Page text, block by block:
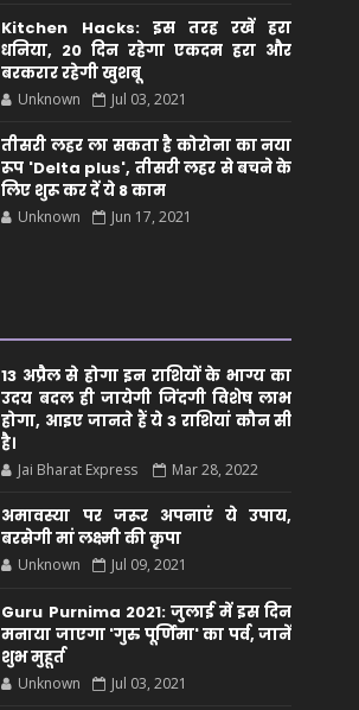
Kitchen Hacks: इस तरह रखें हरा
धनिया, 20 दिन रहेगा एकदम हरा और
बरकरार रहेगी खुशबू
Unknown Jul 03, 2021
तीसरी लहर ला सकता है कोरोना का नया
रूप 'Delta plus', तीसरी लहर से बचने के
लिए शुरू कर दें ये 8 काम
Unknown Jun 17, 2021
13 अप्रैल से होगा इन राशियों के भाग्य का
उदय बदल ही जायेगी जिंदगी विशेष लाभ
होगा, आइए जानते हैं ये 3 राशियां कौन सीं
है।
Jai Bharat Express Mar 28, 2022
अमावस्या पर जरूर अपनाएं ये उपाय,
बरसेगी मां लक्ष्मी की कृपा
Unknown Jul 09, 2021
Guru Purnima 2021: जुलाई में इस दिन
मनाया जाएगा 'गुरु पूर्णिमा' का पर्व, जानें
शुभ मुहूर्त
Unknown Jul 03, 2021